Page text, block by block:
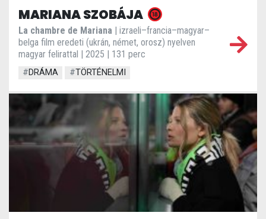
MARIANA SZOBÁJA
La chambre de Mariana | izraeli–francia–magyar–
belga film eredeti (ukrán, német, orosz) nyelven
magyar felirattal | 2025 | 131 perc
#DRÁMA #TÖRTÉNELMI